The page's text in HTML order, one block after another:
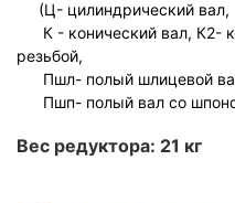
(Ц- цилиндрический вал,
К - конический вал, К2-
резьбой,
Пшл- полый шлицевой
Пшп- полый вал со
Вес редуктора: 21 кг